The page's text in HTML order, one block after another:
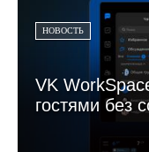
НОВОСТЬ
VK
гостями без